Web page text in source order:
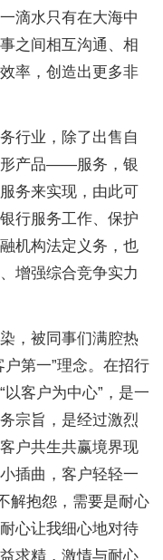
滴水只有在大海中
之间相互沟通、相
率，创造出更多非
行业，除了出售自
形产品——服务，银
务来实现，由此可
行服务工作、保护
机构法定义务，也
增强综合竞争实力
，被同事们满腔热
第一”理念。在招行
客户为中心”，是一
宗旨，是经过激烈
户共生共赢境界现
插曲，客户轻轻一
解抱怨，需要是耐心
心让我细心地对待
求精，激情与耐心